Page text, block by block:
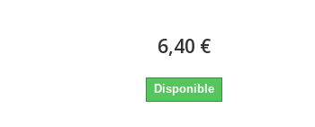
6,40 €
Disponible